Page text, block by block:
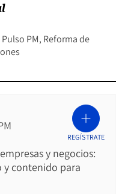
Pulso PM Reforma de
y negocios:
contenido para
REGÍSTRATE